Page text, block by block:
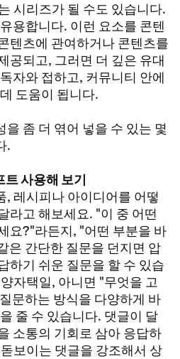
시리즈가 될 수도 있습니다.
용합니다. 이런 요소를 콘텐
텐츠에 관여하거나 콘텐츠를
공되고, 그러면 더 깊은 유대
자와 접하고, 커뮤니티 안에
도움이 됩니다.
좀 더 엮어 넣을 수 있는 몇
.
사용해 보기
, 레시피나 아이디어를 어떻
라고 해보세요. "이 중 어떤
요?"라든지, "어떤 부분을 바
은 간단한 질문을 던지면 압
하기 쉬운 질문을 할 수 있습
자택일, 아니면 "무엇을 고
문하는 방식을 다양하게 바
줄 수 있습니다. 댓글이 달
소통의 기회로 삼아 응답하
보이는 댓글을 강조해서 상